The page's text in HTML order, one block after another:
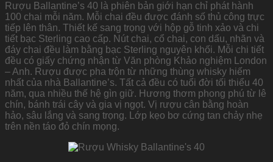
Rượu Ballantine’s 40 là phiên bản giới hạn chỉ phát hành
100 chai mỗi năm. Mỗi chai đều được đánh số thủ công trực
tiếp lên thân. Thiết kế sang trọng với hộp gỗ tinh xảo và chi
tiết bạc Sterling cao cấp. Nút chai, cổ chai, con dấu, nhãn và
đáy chai đều làm bằng bạc Sterling nguyên khối. Mỗi chi tiết
đều có giấy chứng nhận từ Văn phòng Khảo nghiệm London
– Anh. Rượu được pha trộn từ những thùng whisky hiếm
nhất của nhà Ballantine’s. Tất cả đều có tuổi đời tối thiểu 40
năm, qua nhiều thế hệ gìn giữ. Hương thơm phong phú từ lê
chín, bánh trái cây và gia vị ngọt. Vị rượu cân bằng hoàn
hảo, sâu lắng và sang trọng. Lớp kẹo bơ cứng tan chảy nhẹ
trên nền táo đỏ chín mọng.